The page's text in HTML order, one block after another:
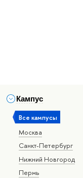
Кампус
Все кампусы
Москва
Санкт-Петербург
Нижний Новгород
Пермь